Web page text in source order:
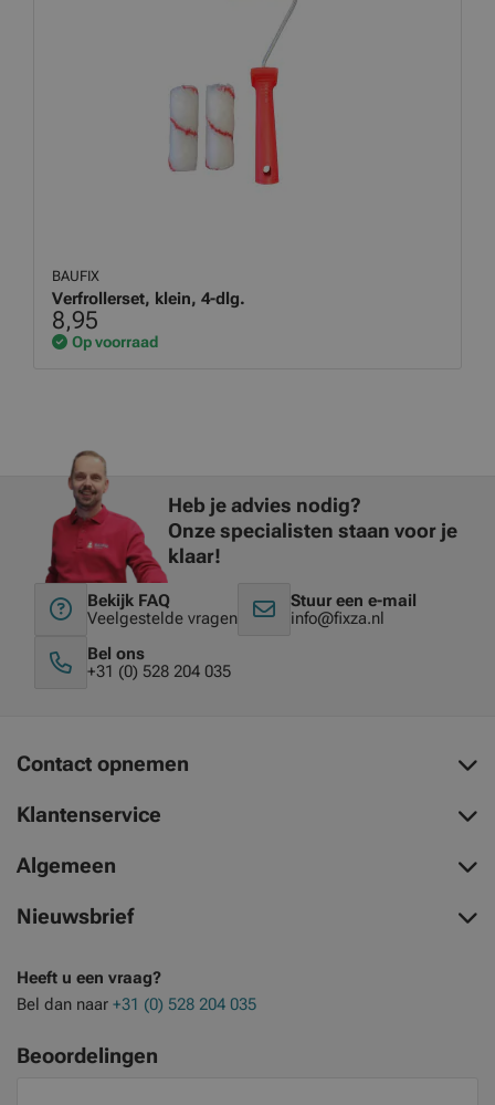
BAUFIX
Verfrollerset, klein, 4-dlg.
8,95
Op voorraad
Heb je advies nodig?
Onze specialisten staan voor je
klaar!
Bekijk FAQ
Veelgestelde vragen
Stuur een e-mail
info@fixza.nl
Bel ons
+31 (0) 528 204 035
Contact opnemen
Klantenservice
Algemeen
Nieuwsbrief
Heeft u een vraag?
Bel dan naar +31 (0) 528 204 035
Beoordelingen